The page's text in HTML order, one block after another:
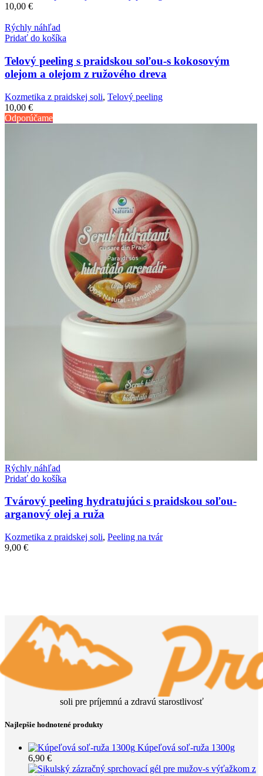
10,00 €
Rýchly náhľad
Pridať do košíka
Telový peeling s praidskou soľou-s kokosovým
olejom a olejom z ružového dreva
Kozmetika z praidskej soli, Telový peeling
10,00 €
Odporúčame
Rýchly náhľad
Pridať do košíka
Tvárový peeling hydratujúci s praidskou soľou-
arganový olej a ruža
Kozmetika z praidskej soli, Peeling na tvár
9,00 €
soli pre príjemnú a zdravú starostlivosť
Najlepšie hodnotené produkty
Kúpeľová soľ-ruža 1300g
6,90 €